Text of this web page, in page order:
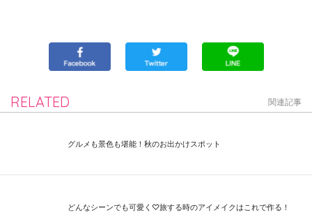
RELATED 関連記事
グルメも景色も堪能！秋のお出かけスポット
どんなシーンでも可愛く♡旅する時のアイメイクはこれで作る！